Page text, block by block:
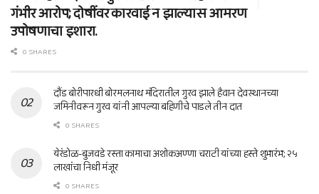
गंभीर आरोप; दोषींवर कारवाई न झाल्यास आमरण
उपोषणाचा इशारा.
0 SHARES
दौंड बोरीपारधी बोरमलनाथ मंदिरातील गुरव झाले हैवान देवस्थानच्या
जमिनीवरून गुरव यांनी आपल्या बहिणीचे पाडले तीन दात
0 SHARES
येरंडोळ-बुजवडे रस्ता कामाचा अशोकअण्णा चराटी यांच्या हस्ते शुभारंभ; २५
लाखांचा निधी मंजूर
0 SHARES